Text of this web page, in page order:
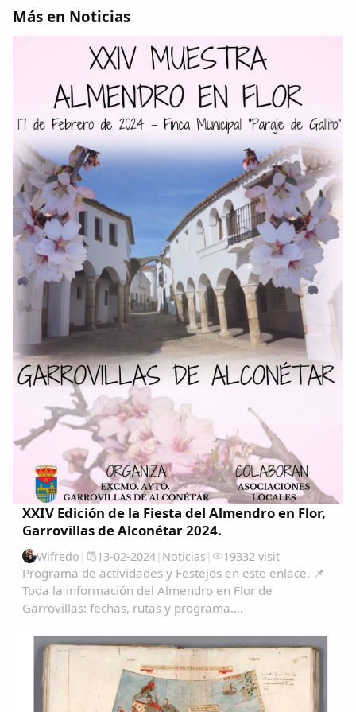
Más en Noticias
XXIV Edición de la Fiesta del Almendro en Flor,
Garrovillas de Alconétar 2024.
Wifredo | 13-02-2024| Noticias | 19332 visit
Programa de actividades y Festejos en este enlace. 📌
Toda la información del Almendro en Flor de
Garrovillas: fechas, rutas y programa....
Comparte
Compartir en Facebook
Compartir en Twitter
Copiar enlace